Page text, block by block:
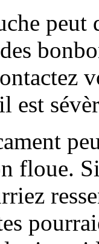
peut
est
floue.